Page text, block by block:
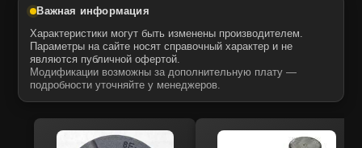
полимеров и контроль каждого этапа
надежность уплотнительных элементов.
Купить 6Y7793 кольцо уплотнительное
CATERPILLAR от ITR USCO можно в нашем
Важная информация
Характеристики могут быть изменены производителем.
Параметры на сайте носят справочный характер и не
являются публичной офертой.
Модификации возможны за дополнительную плату —
подробности уточняйте у менеджеров.